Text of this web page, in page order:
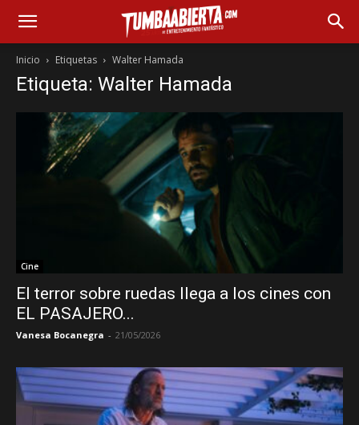
Inicio Etiquetas Walter Hamada
Etiqueta: Walter Hamada
Cine
El terror sobre ruedas llega a los cines con
EL PASAJERO...
Vanesa Bocanegra - 21/05/2026